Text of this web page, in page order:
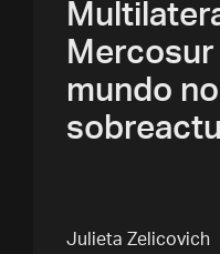
Mercosur
mundo
Julieta Zelicovich